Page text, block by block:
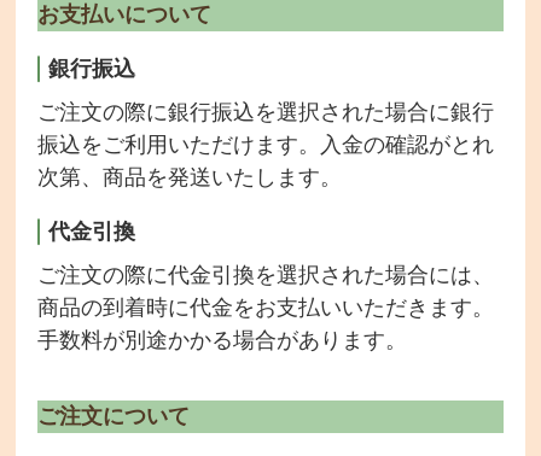
お支払いについて
銀行振込
ご注文の際に銀行振込を選択された場合に銀行
振込をご利用いただけます。入金の確認がとれ
次第、商品を発送いたします。
代金引換
ご注文の際に代金引換を選択された場合には、
商品の到着時に代金をお支払いいただきます。
手数料が別途かかる場合があります。
ご注文について